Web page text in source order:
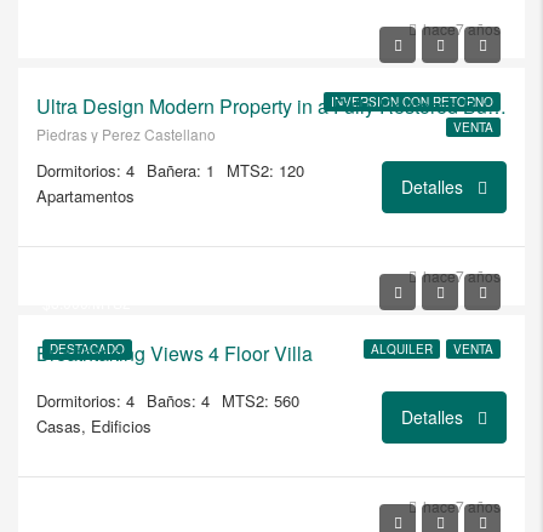
hace7 años
INVERSION CON RETORNO
VENTA
Ultra Design Modern Property in a Fully Restored Building
Piedras y Perez Castellano
Dormitorios: 4 Bañera: 1
MTS2: 120
Apartamentos
Detalles
hace7 años
DESTACADO ALQUILER VENTA
USD
Breathtaking Views 4 Floor Villa
Dormitorios: 4 Baños: 4 MTS2: 560
Casas, Edificios
Detalles
hace7 años